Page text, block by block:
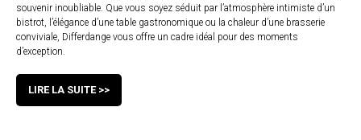
souvenir inoubliable. Que vous soyez séduit par l’atmosphère intimiste d’un
bistrot, l’élégance d’une table gastronomique ou la chaleur d’une brasserie
conviviale, Differdange vous offre un cadre idéal pour des moments
d’exception.
LIRE LA SUITE >>